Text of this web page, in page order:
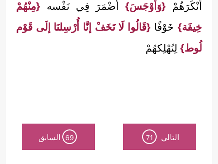
أَنْكَرَهُمْ {وَأَوْجَسَ}أَضْمَرَ فِي نَفْسه {مِنْهُمْ
خِيفَة} خَوْفًا {قَالُوا لَا تَخَفْ إنَّا أُرْسِلنَا إلَى قَوْم
لُوط} لِنُهْلِكهُمْ
التالي 71
69 السابق